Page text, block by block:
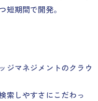
短期間で開発。
ジマネジメントのクラウ
索しやすさにこだわっ